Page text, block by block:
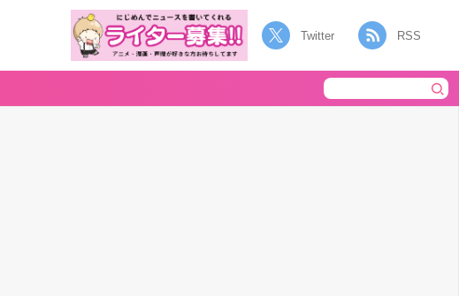
Twitter RSS